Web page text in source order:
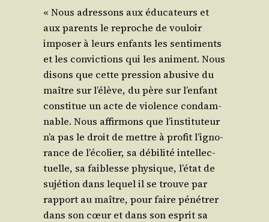
« Nous adres­sons aux édu­ca­teurs et
aux parents le reproche de vou­loir
impo­ser à leurs enfants les sen­ti­ments
et les convic­tions qui les animent. Nous
disons que cette pres­sion abu­sive du
maître sur l’é­lève, du père sur l’en­fant
consti­tue un acte de vio­lence condam­
nable. Nous affir­mons que l’ins­ti­tu­teur
n’a pas le droit de mettre à pro­fit l’i­gno­
rance de l’é­co­lier, sa débi­li­té intel­lec­
tuelle, sa fai­blesse phy­sique, l’é­tat de
sujé­tion dans lequel il se trouve par
rap­port au maître, pour faire péné­trer
dans son cœur et dans son esprit sa